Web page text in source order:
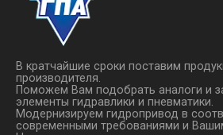
В кратчайшие сроки поставим
производителя.
Поможем Вам подобрать аналоги и
элементы гидравлики и пневматики.
Модернизируем гидропривод в
современными требованиями и